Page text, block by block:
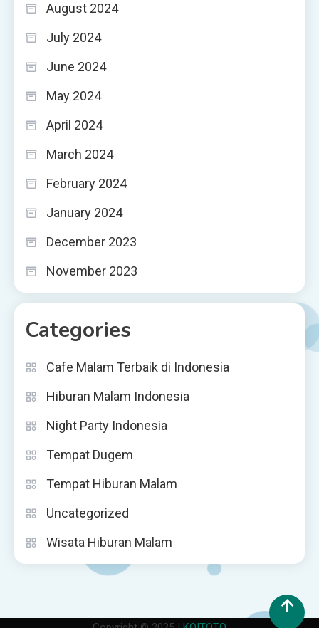
August 2024
July 2024
June 2024
May 2024
April 2024
March 2024
February 2024
January 2024
December 2023
November 2023
Categories
Cafe Malam Terbaik di Indonesia
Hiburan Malam Indonesia
Night Party Indonesia
Tempat Dugem
Tempat Hiburan Malam
Uncategorized
Wisata Hiburan Malam